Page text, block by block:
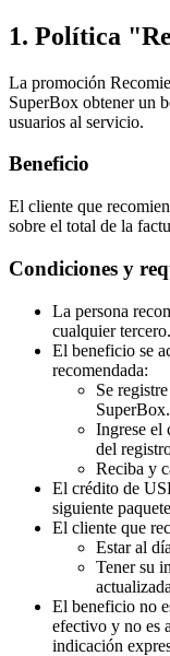
1. Política
La promoción
SuperBox obtener un
usuarios al servicio.
Beneficio
El cliente que
sobre el total de la
Condiciones y
La persona
cualquier tercero.
El beneficio se
recomendada:
Se
SuperBox.
Ingrese el
del
Reciba y
El crédito de
siguiente
El cliente que
Estar al
Tener su
El beneficio no
efectivo y no es
indicación